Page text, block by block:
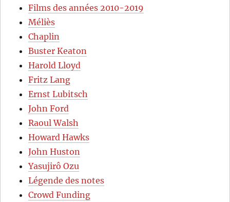
Films des années 2010-2019
Méliès
Chaplin
Buster Keaton
Harold Lloyd
Fritz Lang
Ernst Lubitsch
John Ford
Raoul Walsh
Howard Hawks
John Huston
Yasujirô Ozu
Légende des notes
Crowd Funding